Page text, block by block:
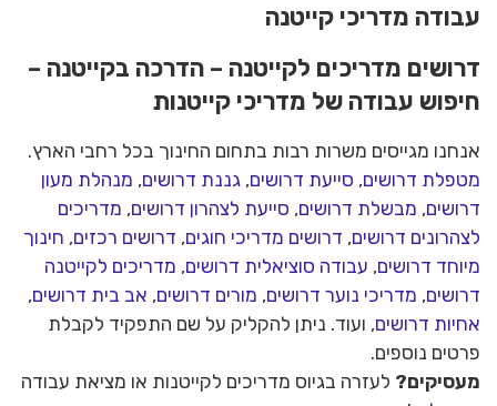
עבודה מדריכי קייטנה
דרושים מדריכים לקייטנה – הדרכה בקייטנה –
חיפוש עבודה של מדריכי קייטנות
אנחנו מגייסים משרות רבות בתחום החינוך בכל רחבי הארץ.
מטפלת דרושים, סייעת דרושים, גננת דרושים, מנהלת מעון
דרושים, מבשלת דרושים, סייעת לצהרון דרושים, מדריכים
לצהרונים דרושים, דרושים מדריכי חוגים, דרושים רכזים, חינוך
מיוחד דרושים, עבודה סוציאלית דרושים, מדריכים לקייטנה
דרושים, מדריכי נוער דרושים, מורים דרושים, אב בית דרושים,
אחיות דרושים, ועוד. ניתן להקליק על שם התפקיד לקבלת
פרטים נוספים.
מעסיקים? לעזרה בגיוס מדריכים לקייטנות או מציאת עבודה